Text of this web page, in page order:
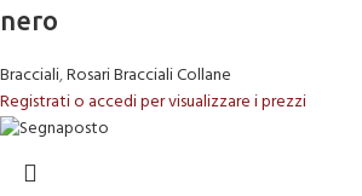
nero
Bracciali,Rosari Bracciali Collane
Registrati o accedi per visualizzare i prezzi